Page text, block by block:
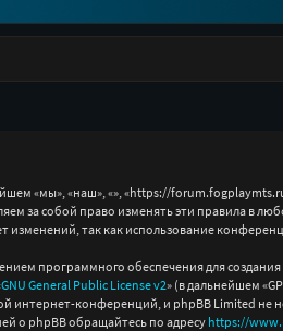
«мы», «наш», «», «https://
за собой право изменять эти правила в
изменений, так как использование
программного обеспечения для
GNU General Public License v2» (в дальнейшем
интернет-конференций, и phpBB Limited не
о phpBB обращайтесь по адресу https://